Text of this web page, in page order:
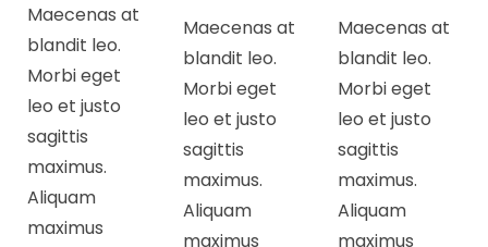
Maecenas at
blandit leo.
Morbi eget
leo et justo
sagittis
maximus.
Aliquam
maximus
Maecenas at
blandit leo.
Morbi eget
leo et justo
sagittis
maximus.
Aliquam
maximus
Maecenas at
blandit leo.
Morbi eget
leo et justo
sagittis
maximus.
Aliquam
maximus